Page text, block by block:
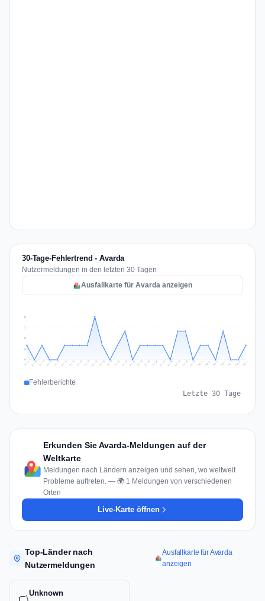
30-Tage-Fehlertrend - Avarda
Nutzermeldungen in den letzten 30 Tagen
Ausfallkarte für Avarda anzeigen
1
2
2
3
Jul 9 Jul 10 Jul 11 Jul 12 Jul 13 Jul 14 Jul 15 Jul 16 Jul 17 Jul 18 Jul 19 Jul 20 Jul 21 Jul 22 Jul 23 Jul 24 Jul 25 Jul 26 Jul 27 Jul 28 Jul 29 Jul 30 Jul 31 Aug 1 Aug 2 Aug 3 Aug 4 Aug 5 Aug 6 Aug 7
Fehlerberichte
Letzte 30 Tage
Erkunden Sie Avarda-Meldungen auf der
Weltkarte
Meldungen nach Ländern anzeigen und sehen, wo weltweit
Probleme auftreten. — 🌍 1 Meldungen von verschiedenen
Orten
Live-Karte öffnen
Top-Länder nach
Nutzermeldungen
Ausfallkarte für Avarda
anzeigen
Unknown